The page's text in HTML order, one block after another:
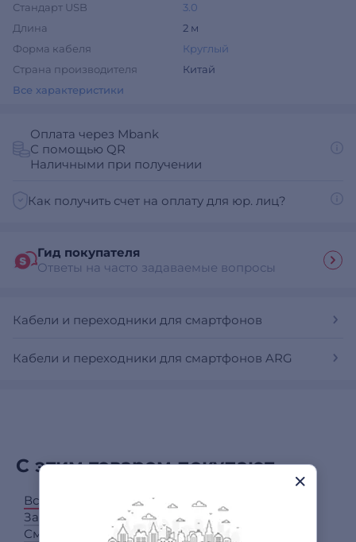
Стандарт USB
3.0
Длина
2 м
Форма кабеля
Круглый
Страна производителя
Китай
Все характеристики
Оплата через Mbank
С помощью QR
Наличными при получении
Как получить счет на оплату для юр. лиц?
Гид покупателя
Ответы на часто задаваемые вопросы
Кабели и переходники для смартфонов
Кабели и переходники для смартфонов ARG
С этим товаром покупают
Все категории
Зарядные устройства для смартфонов
Смартфоны